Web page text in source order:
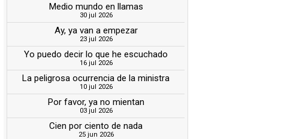
Medio mundo en llamas
30 jul 2026
Ay, ya van a empezar
23 jul 2026
Yo puedo decir lo que he escuchado
16 jul 2026
La peligrosa ocurrencia de la ministra
10 jul 2026
Por favor, ya no mientan
03 jul 2026
Cien por ciento de nada
25 jun 2026